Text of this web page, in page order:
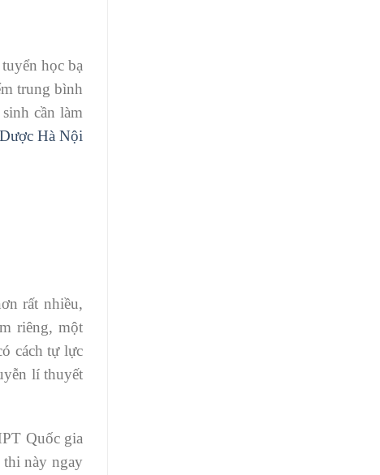
học bạ
trung bình
cần làm
Hà Nội
rất nhiều,
riêng, một
cách tự lực
lí thuyết
Quốc gia
này ngay